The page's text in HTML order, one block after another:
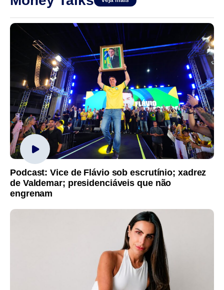
Podcast: Vice de Flávio sob escrutínio; xadrez
de Valdemar; presidenciáveis que não
engrenam